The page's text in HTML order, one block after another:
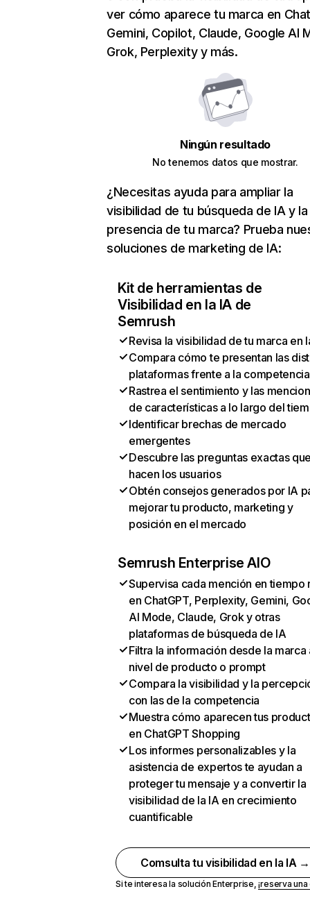
ver cómo aparece tu marca en
Gemini, Copilot, Claude, Google AI
Grok, Perplexity y más.
Ningún resultado
No tenemos datos que mostrar.
¿Necesitas ayuda para ampliar la
visibilidad de tu búsqueda de IA y la
presencia de tu marca? Prueba
soluciones de marketing de IA:
Kit de herramientas de
Visibilidad en la IA de
Semrush
Revisa la visibilidad de tu marca en
Compara cómo te presentan las
plataformas frente a la competencia
Rastrea el sentimiento y las
de características a lo largo del
Identificar brechas de mercado
emergentes
Descubre las preguntas exactas
hacen los usuarios
Obtén consejos generados por IA
mejorar tu producto, marketing y
posición en el mercado
Semrush Enterprise AIO
Supervisa cada mención en tiempo
en ChatGPT, Perplexity, Gemini,
AI Mode, Claude, Grok y otras
plataformas de búsqueda de IA
Filtra la información desde la marca
nivel de producto o prompt
Compara la visibilidad y la
con las de la competencia
Muestra cómo aparecen tus
en ChatGPT Shopping
Los informes personalizables y la
asistencia de expertos te ayudan a
proteger tu mensaje y a convertir la
visibilidad de la IA en crecimiento
cuantificable
Comsulta tu visibilidad en la IA →
Si te interesa la solución Enterprise,¡reserva